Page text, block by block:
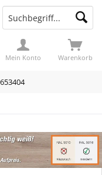
Warenkorb
Mein Konto